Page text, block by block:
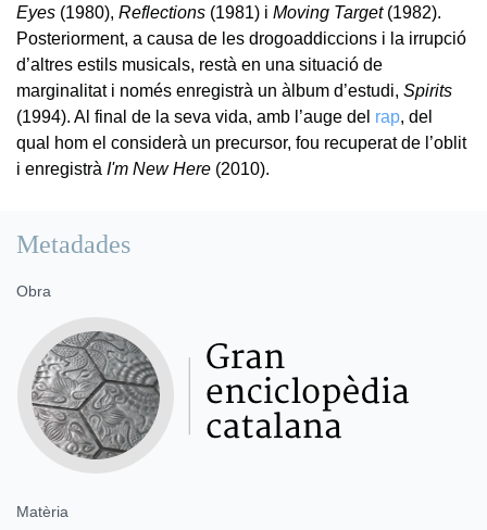
Eyes (1980), Reflections (1981) i Moving Target(1982).
Posteriorment, a causa de les drogoaddiccions i la irrupció
d’altres estils musicals, restà en una situació de
marginalitat i només enregistrà un àlbum d’estudi, Spirits
(1994). Al final de la seva vida, amb l’auge del rap, del
qual hom el considerà un precursor, fou recuperat de l’oblit
i enregistrà I'm New Here (2010).
Metadades
Obra
Matèria